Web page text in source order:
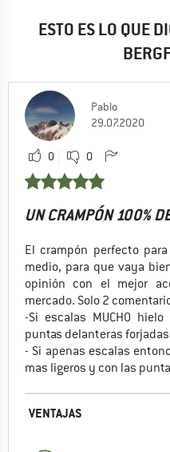
ESTO ES LO QUE
Pablo
29.07.2020
0 0
UN CRAMPÓN 100%
El crampón perfecto
medio, para que vaya
opinión con el mejor
mercado. Solo 2
-Si escalas MUCHO
puntas delanteras
- Si apenas escalas
mas ligeros y con las
VENTAJAS